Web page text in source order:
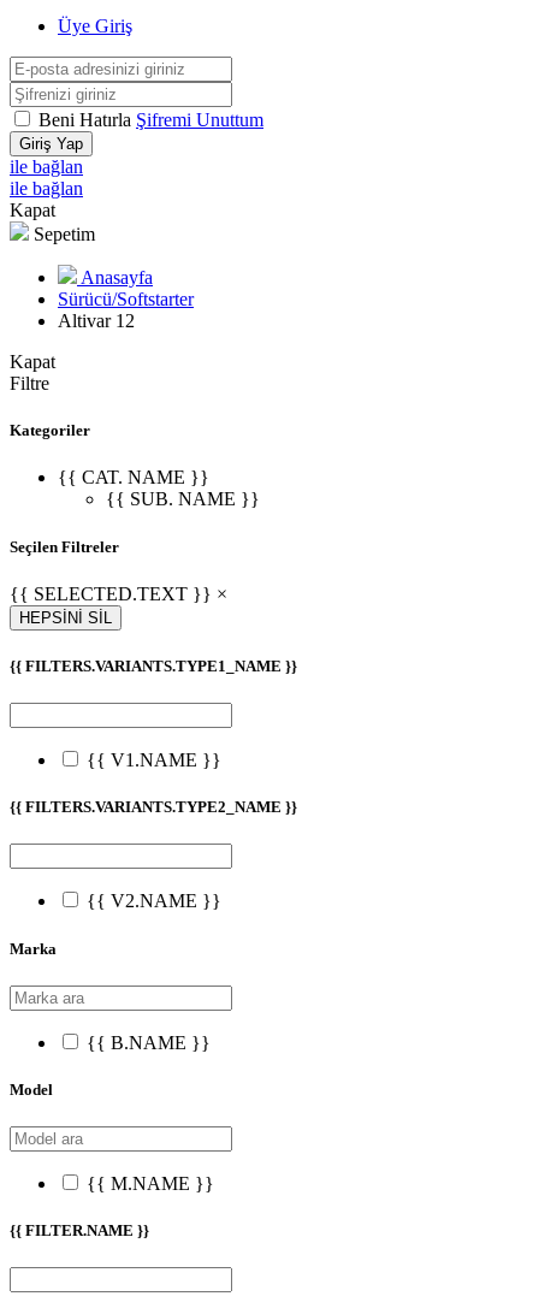
Üye Giriş
Beni Hatırla Şifremi Unuttum
Giriş Yap
ile bağlan
ile bağlan
Kapat
Sepetim
Anasayfa
Sürücü/Softstarter
Altivar 12
Kapat
Filtre
Kategoriler
{{ CAT. NAME }}
{{ SUB. NAME }}
Seçilen Filtreler
{{ SELECTED.TEXT }} ×
HEPSİNİ SİL
{{ FILTERS.VARIANTS.TYPE1_NAME }}
{{ V1.NAME }}
{{ FILTERS.VARIANTS.TYPE2_NAME }}
{{ V2.NAME }}
Marka
{{ B.NAME }}
Model
{{ M.NAME }}
{{ FILTER.NAME }}